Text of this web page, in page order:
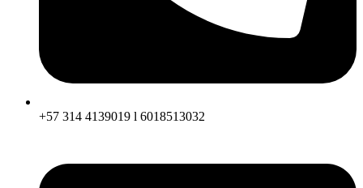
+57 314 4139019 l 6018513032